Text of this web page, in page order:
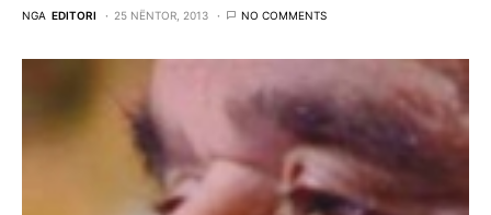
NGA EDITORI 25 NËNTOR, 2013 NO COMMENTS